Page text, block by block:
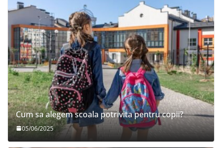
Cum sa alegem scoala potrivita pentru copii?
05/06/2025